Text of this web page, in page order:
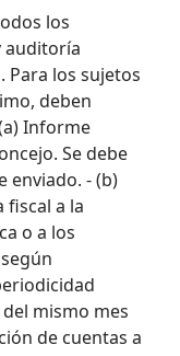
los
auditoría
Para los sujetos
deben
Informe
Se debe
enviado. - (b)
a la
o a los
mismo mes
de cuentas a